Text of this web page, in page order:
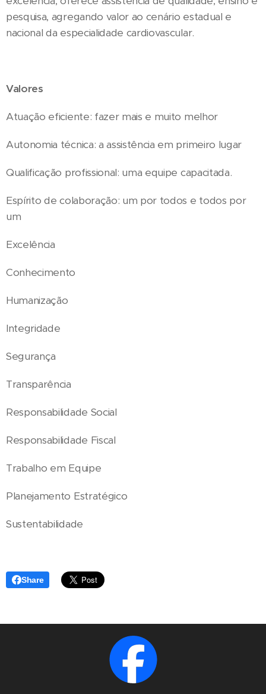
pesquisa, agregando valor ao cenário estadual e
nacional da especialidade cardiovascular.
Valores
Atuação eficiente: fazer mais e muito melhor
Autonomia técnica: a assistência em primeiro lugar
Qualificação profissional: uma equipe capacitada.
Espírito de colaboração: um por todos e todos por
um
Excelência
Conhecimento
Humanização
Integridade
Segurança
Transparência
Responsabilidade Social
Responsabilidade Fiscal
Trabalho em Equipe
Planejamento Estratégico
Sustentabilidade
Share